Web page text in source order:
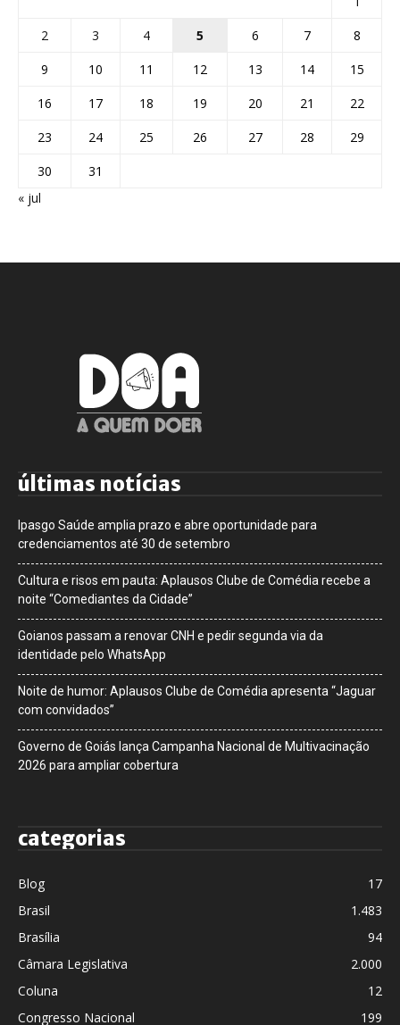
2
3 4 5 6 7
8
9
10 11 12 13 14
15
16
17 18 19 20 21
22
23
24 25 26 27 28
29
30
31
« jul
últimas notícias
Ipasgo Saúde amplia prazo e abre oportunidade para
credenciamentos até 30 de setembro
Cultura e risos em pauta: Aplausos Clube de Comédia recebe a
noite “Comediantes da Cidade”
Goianos passam a renovar CNH e pedir segunda via da
identidade pelo WhatsApp
Noite de humor: Aplausos Clube de Comédia apresenta “Jaguar
com convidados”
Governo de Goiás lança Campanha Nacional de Multivacinação
2026 para ampliar cobertura
categorias
Blog
17
Brasil
1.483
Brasília
94
Câmara Legislativa
2.000
Coluna
12
Congresso Nacional
199